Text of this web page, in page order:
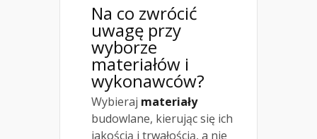
Na co zwrócić
uwagę przy
wyborze
materiałów i
wykonawców?
Wybieraj materiały
budowlane, kierując się ich
jakością i trwałością, a nie